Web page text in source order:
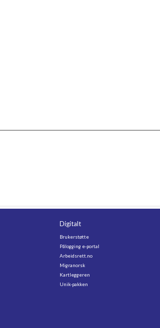
Digitalt
Brukerstøtte
Pålogging e-portal
Arbeidsrett.no
Migranorsk
Kartleggeren
Unik-pakken